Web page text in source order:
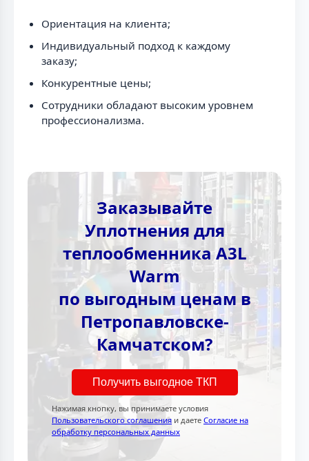
Ориентация на клиента;
Индивидуальный подход к каждому
заказу;
Конкурентные цены;
Сотрудники обладают высоким уровнем
профессионализма.
Заказывайте
Уплотнения для
теплообменника A3L
Warm
по выгодным ценам в
Петропавловске-
Камчатском?
Получить выгодное ТКП
Нажимая кнопку, вы принимаете условия
Пользовательского соглашения и даете Согласие на
обработку персональных данных